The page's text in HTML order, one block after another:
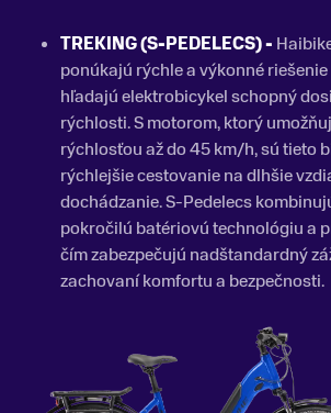
TREKING (S-PEDELECS) -
ponúkajú rýchle a výkonné
hľadajú elektrobicykel schopný
rýchlosti. S motorom, ktorý
rýchlosťou až do 45 km/h, sú tieto
rýchlejšie cestovanie na dlhšie
dochádzanie. S-Pedelecs
pokročilú batériovú technológiu a
čím zabezpečujú nadštandardný
zachovaní komfortu a bezpečnosti.